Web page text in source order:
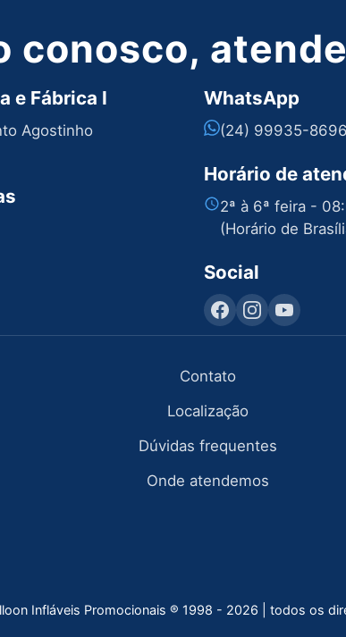
conosco,
e Fábrica I
Agostinho
WhatsApp
(24) 99935-8696
Horário de
2ª à 6ª feira -
(Horário de
Social
Contato
Localização
Dúvidas frequentes
Onde atendemos
Infláveis Promocionais ® 1998 - 2026 | todos os